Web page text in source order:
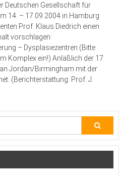
Deutschen Gesellschaft für
14. – 17.09.2004 in Hamburg
Prof. Klaus Diedrich einen
vorschlagen:
– Dysplasiezentren (Bitte
Komplex ein!) Anläßlich der 17.
Jordan/Birmingham mit der
(Berichterstattung: Prof. J.